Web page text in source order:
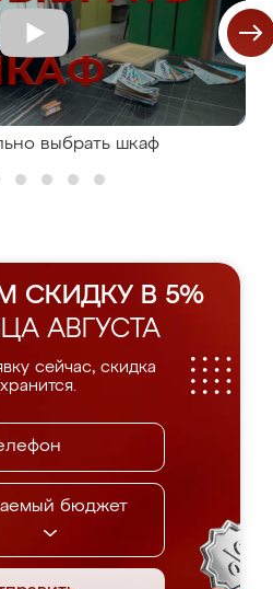
выбрать шкаф
СКИДКУ В 5%
АВГУСТА
сейчас, скидка
бюджет